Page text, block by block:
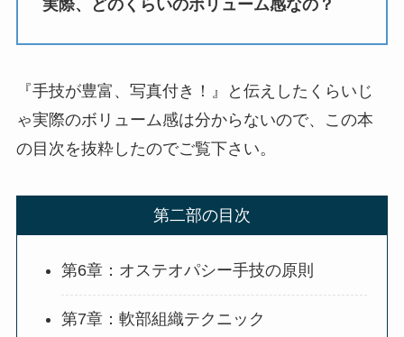
実際、どのくらいのボリューム感なの？
『手技が豊富、写真付き！』と伝えしたくらいじ
ゃ実際のボリューム感は分からないので、この本
の目次を抜粋したのでご覧下さい。
第二部の目次
第6章：オステオパシー手技の原則
第7章：軟部組織テクニック